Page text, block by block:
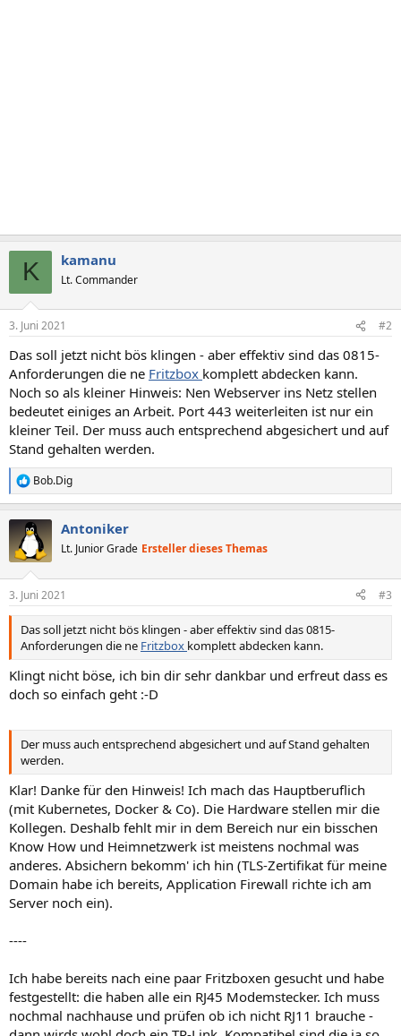
K kamanu
Lt. Commander
3. Juni 2021 #2
Das soll jetzt nicht bös klingen - aber effektiv sind das 0815-
Anforderungen die ne Fritzbox komplett abdecken kann.
Noch so als kleiner Hinweis: Nen Webserver ins Netz stellen
bedeutet einiges an Arbeit. Port 443 weiterleiten ist nur ein
kleiner Teil. Der muss auch entsprechend abgesichert und auf
Stand gehalten werden.
R
e
k
t
i
e
n
Bob.Dig
Antoniker
Lt. Junior Grade Ersteller dieses Themas
3. Juni 2021 #3
Das soll jetzt nicht bös klingen - aber effektiv sind das 0815-
Anforderungen die ne Fritzbox komplett abdecken kann.
Klingt nicht böse, ich bin dir sehr dankbar und erfreut dass es
doch so einfach geht :-D
Der muss auch entsprechend abgesichert und auf Stand gehalten
werden.
Klar! Danke für den Hinweis! Ich mach das Hauptberuflich
(mit Kubernetes, Docker & Co). Die Hardware stellen mir die
Kollegen. Deshalb fehlt mir in dem Bereich nur ein bisschen
Know How und Heimnetzwerk ist meistens nochmal was
anderes. Absichern bekomm' ich hin (TLS-Zertifikat für meine
Domain habe ich bereits, Application Firewall richte ich am
Server noch ein).
----
Ich habe bereits nach eine paar Fritzboxen gesucht und habe
festgestellt: die haben alle ein RJ45 Modemstecker. Ich muss
nochmal nachhause und prüfen ob ich nicht RJ11 brauche -